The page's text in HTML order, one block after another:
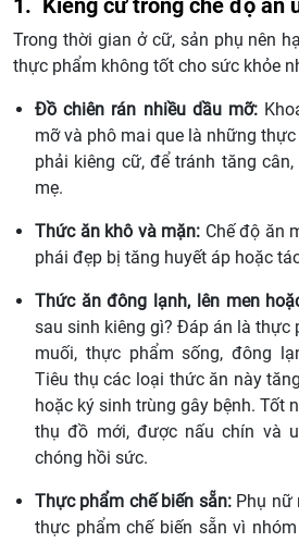
1. Kiêng cữ trong chế độ ăn
Trong thời gian ở cữ, sản phụ nên
thực phẩm không tốt cho sức khỏe
Đồ chiên rán nhiều dầu mỡ:
mỡ và phô mai que là những
phải kiêng cữ, để tránh tăng
mẹ.
Thức ăn khô và mặn: Chế độ ăn
phái đẹp bị tăng huyết áp hoặc
Thức ăn đông lạnh, lên men
sau sinh kiêng gì? Đáp án là thực
muối, thực phẩm sống, đông
Tiêu thụ các loại thức ăn này
hoặc ký sinh trùng gây bệnh. Tốt
thụ đồ mới, được nấu chín và
chóng hồi sức.
Thực phẩm chế biến sẵn: Phụ nữ
thực phẩm chế biến sẵn vì